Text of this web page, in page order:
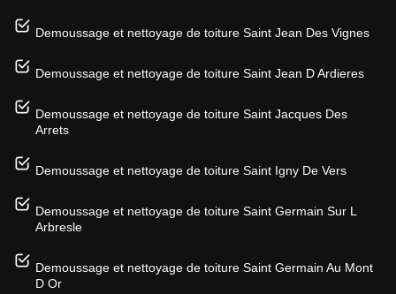
Demoussage et nettoyage de toiture Saint Jean Des Vignes
Demoussage et nettoyage de toiture Saint Jean D Ardieres
Demoussage et nettoyage de toiture Saint Jacques Des
Arrets
Demoussage et nettoyage de toiture Saint Igny De Vers
Demoussage et nettoyage de toiture Saint Germain Sur L
Arbresle
Demoussage et nettoyage de toiture Saint Germain Au Mont
D Or